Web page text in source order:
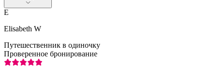
E
Elisabeth W
Путешественник в одиночку
Проверенное бронирование